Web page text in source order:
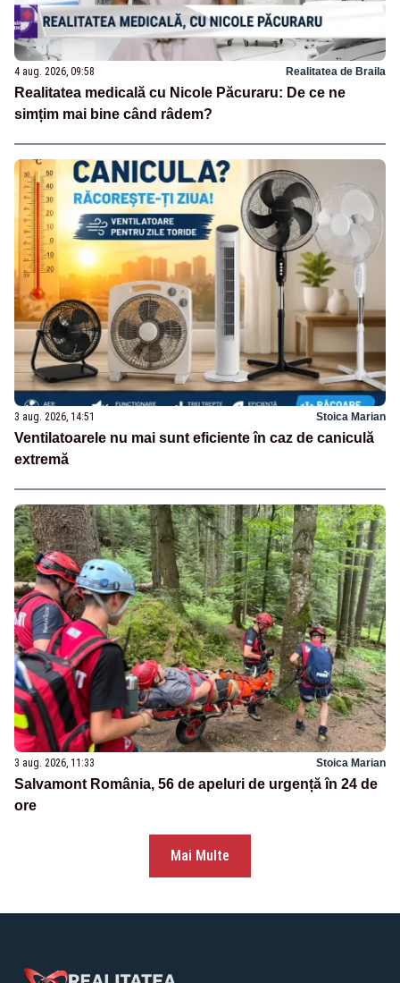
4 aug. 2026, 09:58 Realitatea de Braila
Realitatea medicală cu Nicole Păcuraru: De ce ne
simțim mai bine când râdem?
3 aug. 2026, 14:51 Stoica Marian
Ventilatoarele nu mai sunt eficiente în caz de caniculă
extremă
3 aug. 2026, 11:33 Stoica Marian
Salvamont România, 56 de apeluri de urgență în 24 de
ore
Mai Multe